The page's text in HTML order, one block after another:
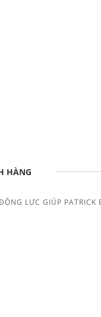
HÀNG
LỰC GIÚP PATRICK